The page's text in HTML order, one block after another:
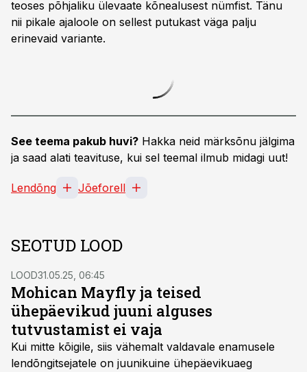
teoses põhjaliku ülevaate kõnealusest nümfist. Tänu
nii pikale ajaloole on sellest putukast väga palju
erinevaid variante.
See teema pakub huvi? Hakka neid märksõnu jälgima
ja saad alati teavituse, kui sel teemal ilmub midagi uut!
Lendõng Jõeforell
SEOTUD LOOD
LOOD31.05.25, 06:45
Mohican Mayfly ja teised
ühepäevikud juuni alguses
tutvustamist ei vaja
Kui mitte kõigile, siis vähemalt valdavale enamusele
lendõngitsejatele on juunikuine ühepäevikuaeg